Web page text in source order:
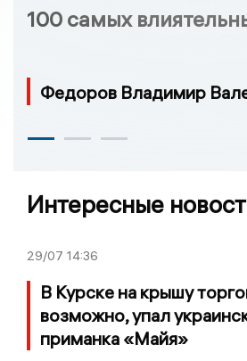
100 самых
Федоров Владимир
Интересные
29/07 14:36
В Курске на крышу
возможно, упал
приманка «Майя»